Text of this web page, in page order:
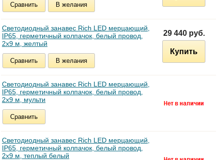
Сравнить В желания
Светодиодный занавес Rich LED мерцающий,
IP65, герметичный колпачок, белый провод,
2х9 м, желтый
Сравнить В желания
29 440 руб.
Купить
Светодиодный занавес Rich LED мерцающий,
IP65, герметичный колпачок, белый провод,
2х9 м, мульти
Сравнить
Светодиодный занавес Rich LED мерцающий,
IP65, герметичный колпачок, белый провод,
2х9 м, теплый белый